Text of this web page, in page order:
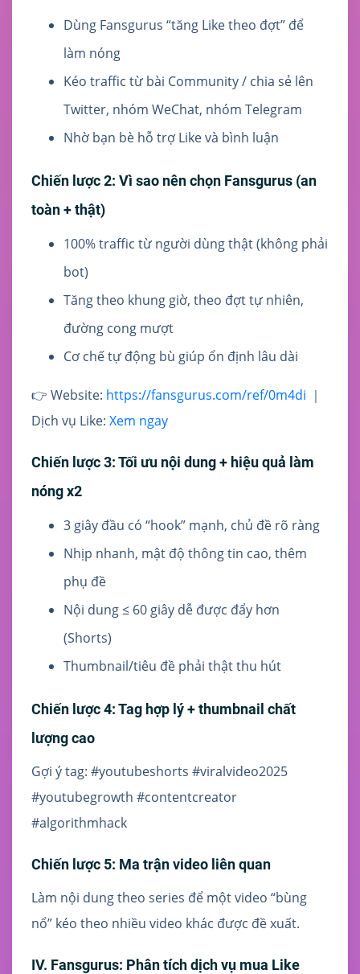
Dùng Fansgurus “tăng Like theo đợt” để
làm nóng
Kéo traffic từ bài Community / chia sẻ lên
Twitter, nhóm WeChat, nhóm Telegram
Nhờ bạn bè hỗ trợ Like và bình luận
Chiến lược 2: Vì sao nên chọn Fansgurus (an
toàn + thật)
100% traffic từ người dùng thật (không phải
bot)
Tăng theo khung giờ, theo đợt tự nhiên,
đường cong mượt
Cơ chế tự động bù giúp ổn định lâu dài
👉 Website: https://fansgurus.com/ref/0m4di ｜
Dịch vụ Like: Xem ngay
Chiến lược 3: Tối ưu nội dung + hiệu quả làm
nóng x2
3 giây đầu có “hook” mạnh, chủ đề rõ ràng
Nhịp nhanh, mật độ thông tin cao, thêm
phụ đề
Nội dung ≤ 60 giây dễ được đẩy hơn
(Shorts)
Thumbnail/tiêu đề phải thật thu hút
Chiến lược 4: Tag hợp lý + thumbnail chất
lượng cao
Gợi ý tag: #youtubeshorts #viralvideo2025
#youtubegrowth #contentcreator
#algorithmhack
Chiến lược 5: Ma trận video liên quan
Làm nội dung theo series để một video “bùng
nổ” kéo theo nhiều video khác được đề xuất.
IV. Fansgurus: Phân tích dịch vụ mua Like